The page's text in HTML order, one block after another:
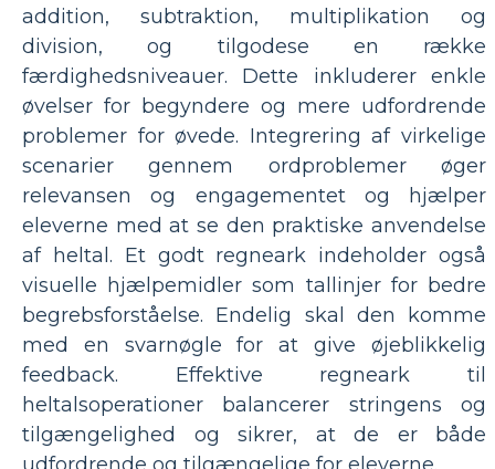
addition, subtraktion, multiplikation og
division, og tilgodese en række
færdighedsniveauer. Dette inkluderer enkle
øvelser for begyndere og mere udfordrende
problemer for øvede. Integrering af virkelige
scenarier gennem ordproblemer øger
relevansen og engagementet og hjælper
eleverne med at se den praktiske anvendelse
af heltal. Et godt regneark indeholder også
visuelle hjælpemidler som tallinjer for bedre
begrebsforståelse. Endelig skal den komme
med en svarnøgle for at give øjeblikkelig
feedback. Effektive regneark til
heltalsoperationer balancerer stringens og
tilgængelighed og sikrer, at de er både